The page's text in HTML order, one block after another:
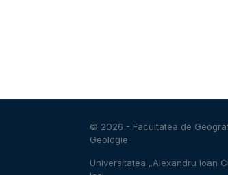
© 2026 - Facultatea de
Geologie
Universitatea „Alexandru Ioan